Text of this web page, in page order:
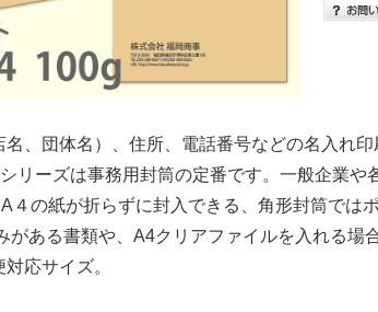
名、団体名）、住所、電話番号などの名入れ印
シリーズは事務用封筒の定番です。一般企業や
４の紙が折らずに封入できる、角形封筒では
ある書類や、A4クリアファイルを入れる場
応サイズ。